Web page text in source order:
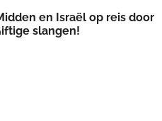
en Israël op reis door
slangen!